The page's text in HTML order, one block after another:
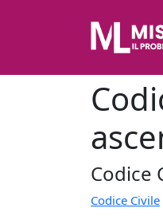
Codice
Codice Civile